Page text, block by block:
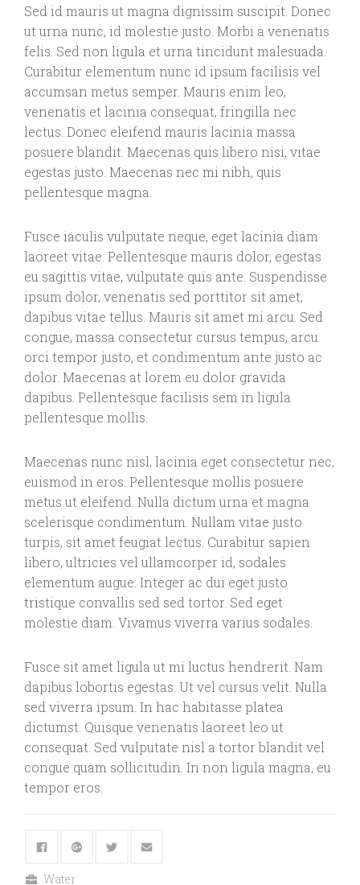
Sed id mauris ut magna dignissim suscipit. Donec
ut urna nunc, id molestie justo. Morbi a venenatis
felis. Sed non ligula et urna tincidunt malesuada.
Curabitur elementum nunc id ipsum facilisis vel
accumsan metus semper. Mauris enim leo,
venenatis et lacinia consequat, fringilla nec
lectus. Donec eleifend mauris lacinia massa
posuere blandit. Maecenas quis libero nisi, vitae
egestas justo. Maecenas nec mi nibh, quis
pellentesque magna.
Fusce iaculis vulputate neque, eget lacinia diam
laoreet vitae. Pellentesque mauris dolor, egestas
eu sagittis vitae, vulputate quis ante. Suspendisse
ipsum dolor, venenatis sed porttitor sit amet,
dapibus vitae tellus. Mauris sit amet mi arcu. Sed
congue, massa consectetur cursus tempus, arcu
orci tempor justo, et condimentum ante justo ac
dolor. Maecenas at lorem eu dolor gravida
dapibus. Pellentesque facilisis sem in ligula
pellentesque mollis.
Maecenas nunc nisl, lacinia eget consectetur nec,
euismod in eros. Pellentesque mollis posuere
metus ut eleifend. Nulla dictum urna et magna
scelerisque condimentum. Nullam vitae justo
turpis, sit amet feugiat lectus. Curabitur sapien
libero, ultricies vel ullamcorper id, sodales
elementum augue. Integer ac dui eget justo
tristique convallis sed sed tortor. Sed eget
molestie diam. Vivamus viverra varius sodales.
Fusce sit amet ligula ut mi luctus hendrerit. Nam
dapibus lobortis egestas. Ut vel cursus velit. Nulla
sed viverra ipsum. In hac habitasse platea
dictumst. Quisque venenatis laoreet leo ut
consequat. Sed vulputate nisl a tortor blandit vel
congue quam sollicitudin. In non ligula magna, eu
tempor eros.
Water